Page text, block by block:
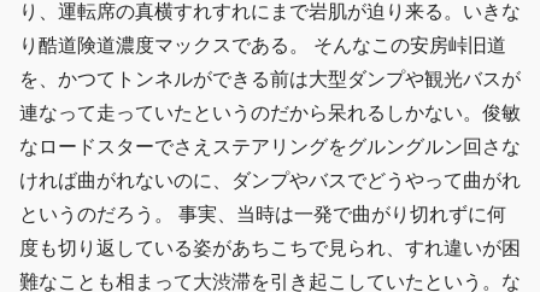
り、運転席の真横すれすれにまで岩肌が迫り来る。いきな
り酷道険道濃度マックスである。 そんなこの安房峠旧道
を、かつてトンネルができる前は大型ダンプや観光バスが
連なって走っていたというのだから呆れるしかない。俊敏
なロードスターでさえステアリングをグルングルン回さな
ければ曲がれないのに、ダンプやバスでどうやって曲がれ
というのだろう。 事実、当時は一発で曲がり切れずに何
度も切り返している姿があちこちで見られ、すれ違いが困
難なことも相まって大渋滞を引き起こしていたという。な